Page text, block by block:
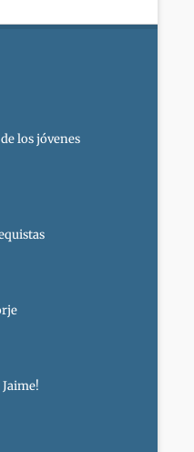
los jóvenes